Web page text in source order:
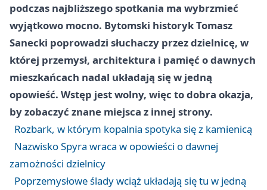
podczas najbliższego spotkania ma wybrzmieć
wyjątkowo mocno. Bytomski historyk Tomasz
Sanecki poprowadzi słuchaczy przez dzielnicę, w
której przemysł, architektura i pamięć o dawnych
mieszkańcach nadal układają się w jedną
opowieść. Wstęp jest wolny, więc to dobra okazja,
by zobaczyć znane miejsca z innej strony.
Rozbark, w którym kopalnia spotyka się z kamienicą
Nazwisko Spyra wraca w opowieści o dawnej
zamożności dzielnicy
Poprzemysłowe ślady wciąż układają się tu w jedną